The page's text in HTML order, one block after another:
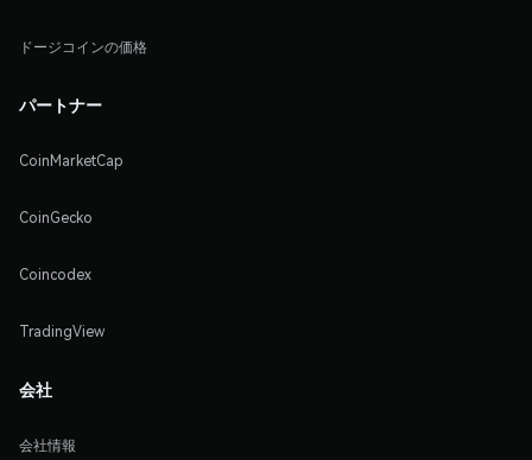
ドージコインの価格
パートナー
CoinMarketCap
CoinGecko
Coincodex
TradingView
会社
会社情報